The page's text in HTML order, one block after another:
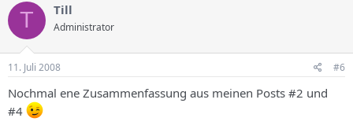
T Till
Administrator
11. Juli 2008 #6
Nochmal ene Zusammenfassung aus meinen Posts #2 und
#4